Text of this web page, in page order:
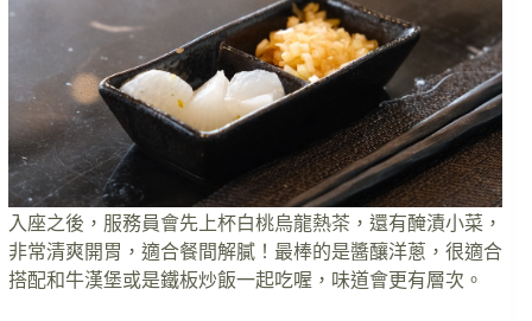
入座之後，服務員會先上杯白桃烏龍熱茶，還有醃漬小菜，
非常清爽開胃，適合餐間解膩！最棒的是醬釀洋蔥，很適合
搭配和牛漢堡或是鐵板炒飯一起吃喔，味道會更有層次。